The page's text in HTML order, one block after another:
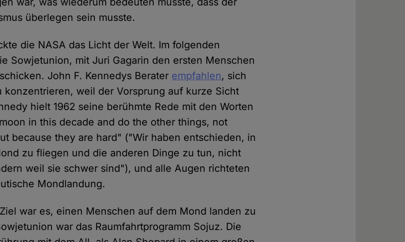
überlegen sein musste.
die NASA das Licht der Welt. Im folgenden
Sowjetunion, mit Juri Gagarin den ersten Menschen
John F. Kennedys Berater empfahlen, sich
konzentrieren, weil der Vorsprung auf kurze Sicht
hielt 1962 seine berühmte Rede mit den Worten
in this decade and do the other things, not
because they are hard" ("Wir haben entschieden, in
zu fliegen und die anderen Dinge zu tun, nicht
weil sie schwer sind"), und alle Augen richteten
Mondlandung.
war es, einen Menschen auf dem Mond landen zu
war das Raumfahrtprogramm Sojuz. Die